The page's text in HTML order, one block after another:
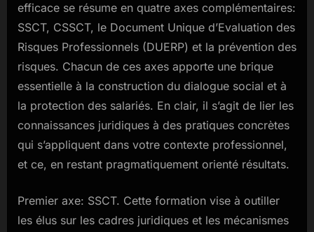
efficace se résume en quatre axes complémentaires:
SSCT, CSSCT, le Document Unique d’Evaluation des
Risques Professionnels (DUERP) et la prévention des
risques. Chacun de ces axes apporte une brique
essentielle à la construction du dialogue social et à
la protection des salariés. En clair, il s’agit de lier les
connaissances juridiques à des pratiques concrètes
qui s’appliquent dans votre contexte professionnel,
et ce, en restant pragmatiquement orienté résultats.
Premier axe: SSCT. Cette formation vise à outiller
les élus sur les cadres juridiques et les mécanismes